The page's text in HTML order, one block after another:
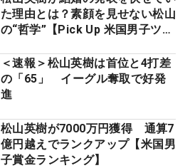
た理由とは？素顔を見せない松山
の“哲学”【Pick Up 米国男子ツア
＜速報＞松山英樹は首位と4打差
の「65」 イーグル奪取で好発
進
松山英樹が7000万円獲得 通算7
億円越えでランクアップ【米国男
子賞金ランキング】